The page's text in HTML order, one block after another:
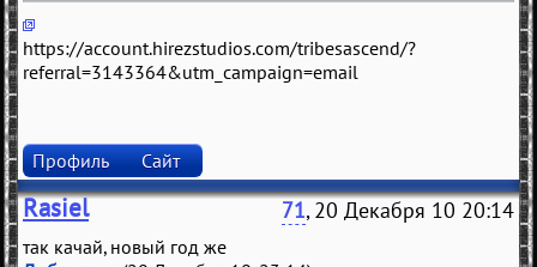
https://account.hirezstudios.com/tribesascend/?
referral=3143364&utm_campaign=email
Профиль Сайт
Rasiel 71, 20 Декабря 10 20:14
так качай, новый год же